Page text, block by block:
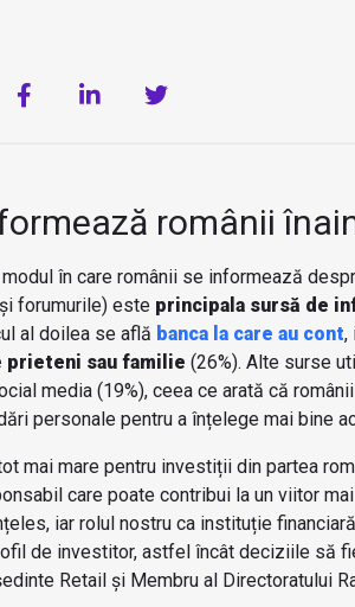
românii
în care românii se informează
forumurile) este principala sursă de
al doilea se află banca la care au cont,
prieteni sau familie (26%). Alte surse
media (19%), ceea ce arată că
personale pentru a înțelege mai bine
mai mare pentru investiții din partea
care poate contribui la un viitor
iar rolul nostru ca instituție
de investitor, astfel încât deciziile să
Retail și Membru al Directoratului